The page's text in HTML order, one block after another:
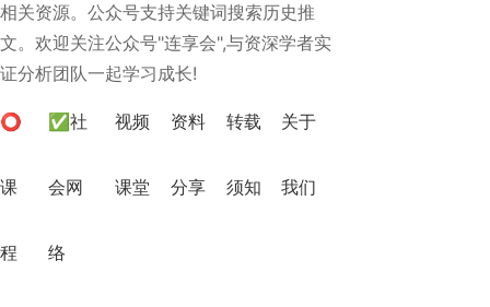
相关资源。公众号支持关键词搜索历史推
文。欢迎关注公众号"连享会",与资深学者实
证分析团队一起学习成长!
⭕
课
程
✅社
会网
络
视频
课堂
资料
分享
转载
须知
关于
我们